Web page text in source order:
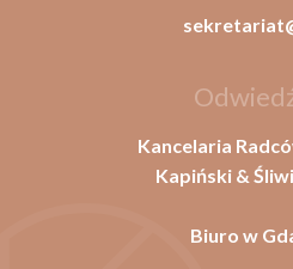
Kancelaria
Kapiński &
Biuro w